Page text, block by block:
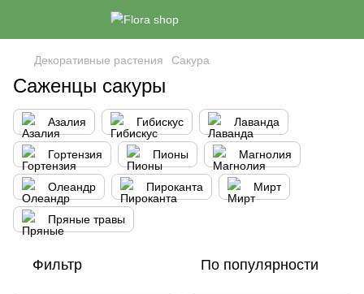
Декоративные растения Сакура
Саженцы сакуры
Азалия Гибискус Лаванда
Гортензия Пионы Магнолия
Олеандр Пироканта Мирт
Пряные травы
Фильтр По популярности